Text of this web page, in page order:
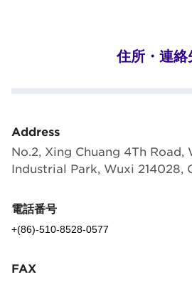
住所・連絡
Address
No.2, Xing Chuang 4Th
Industrial Park, Wuxi 214028,
電話番号
+(86)-510-8528-0577
FAX